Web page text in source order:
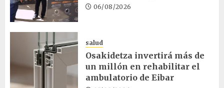
06/08/2026
salud
Osakidetza invertirá más de
un millón en rehabilitar el
ambulatorio de Eibar